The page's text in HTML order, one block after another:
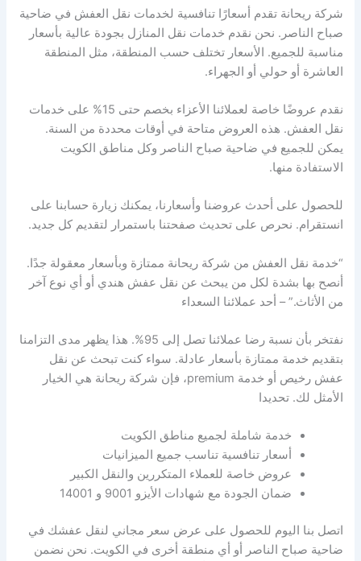
شركة ريحانة تقدم أسعارًا تنافسية لخدمات نقل العفش في ضاحية
صباح الناصر. نحن نقدم خدمات نقل المنازل بجودة عالية بأسعار
مناسبة للجميع. الأسعار تختلف حسب المنطقة، مثل المنطقة
العاشرة أو حولي أو الجهراء.
نقدم عروضًا خاصة لعملائنا الأعزاء بخصم حتى 15% على خدمات
نقل العفش. هذه العروض متاحة في أوقات محددة من السنة.
يمكن للجميع في ضاحية صباح الناصر وكل مناطق الكويت
الاستفادة منها.
للحصول على أحدث عروضنا وأسعارنا، يمكنك زيارة حسابنا على
انستقرام. نحرص على تحديث صفحتنا باستمرار لتقديم كل جديد.
“خدمة نقل العفش من شركة ريحانة ممتازة وبأسعار معقولة جدًا.
أنصح بها بشدة لكل من يبحث عن نقل عفش هندي أو أي نوع آخر
من الأثاث.” – أحد عملائنا السعداء
نفتخر بأن نسبة رضا عملائنا تصل إلى 95%. هذا يظهر مدى التزامنا
بتقديم خدمة ممتازة بأسعار عادلة. سواء كنت تبحث عن نقل
عفش رخيص أو خدمة premium، فإن شركة ريحانة هي الخيار
الأمثل لك. تحديدا
خدمة شاملة لجميع مناطق الكويت
أسعار تنافسية تناسب جميع الميزانيات
عروض خاصة للعملاء المتكررين والنقل الكبير
ضمان الجودة مع شهادات الأيزو 9001 و 14001
اتصل بنا اليوم للحصول على عرض سعر مجاني لنقل عفشك في
ضاحية صباح الناصر أو أي منطقة أخرى في الكويت. نحن نضمن